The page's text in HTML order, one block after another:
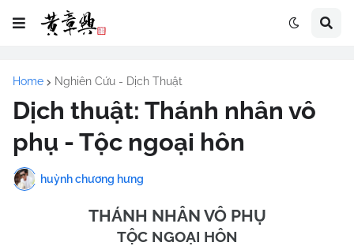
Home Nghiên Cứu - Dịch Thuật
Dịch thuật: Thánh nhân vô
phụ - Tộc ngoại hôn
huỳnh chương hưng
THÁNH NHÂN VÔ PHỤ
TỘC NGOẠI HÔN